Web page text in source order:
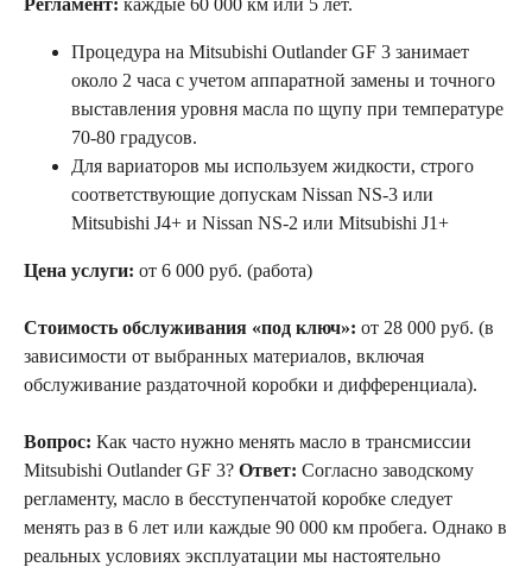
Процедура на Mitsubishi Outlander GF 3 занимает
около 2 часа с учетом аппаратной замены и точного
выставления уровня масла по щупу при температуре
70-80 градусов.
Для вариаторов мы используем жидкости, строго
соответствующие допускам Nissan NS-3 или
Mitsubishi J4+ и Nissan NS-2 или Mitsubishi J1+
Цена услуги: от 6 000 руб. (работа)
Стоимость обслуживания «под ключ»: от 28 000 руб. (в
зависимости от выбранных материалов, включая
обслуживание раздаточной коробки и дифференциала).
Вопрос: Как часто нужно менять масло в трансмиссии
Mitsubishi Outlander GF 3? Ответ: Согласно заводскому
регламенту, масло в бесступенчатой коробке следует
менять раз в 6 лет или каждые 90 000 км пробега. Однако в
реальных условиях эксплуатации мы настоятельно